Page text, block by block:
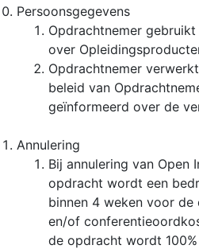
Persoonsgegevens
Opdrachtnemer
over
Opdrachtnemer
beleid van
geïnformeerd over de
Annulering
Bij annulering van
opdracht wordt een
binnen 4 weken voor
en/of
de opdracht wordt